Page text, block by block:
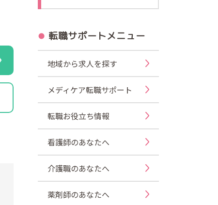
転職サポートメニュー
地域から求人を探す
メディケア転職サポート
転職お役立ち情報
看護師のあなたへ
介護職のあなたへ
薬剤師のあなたへ